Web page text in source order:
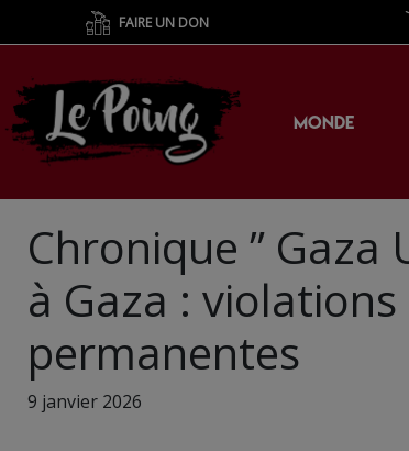
FAIRE UN DON
MONDE
Chronique ” Gaza
à Gaza :
permanentes
9 janvier 2026